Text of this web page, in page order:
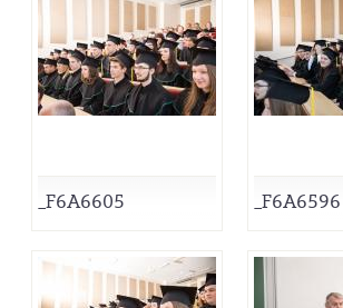
_F6A6605 _F6A6596